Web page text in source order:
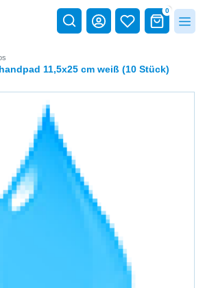
0
11,5x25 cm weiß (10 Stück)